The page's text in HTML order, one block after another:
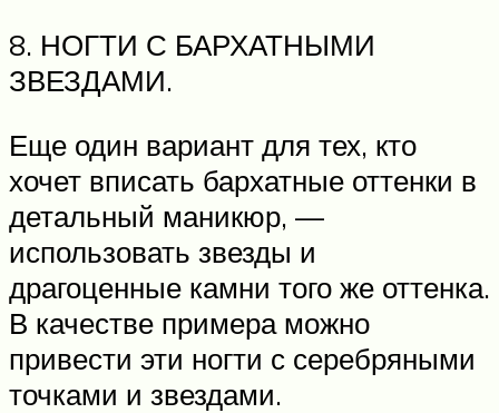
8. НОГТИ С БАРХАТНЫМИ
ЗВЕЗДАМИ.
Еще один вариант для тех, кто
хочет вписать бархатные оттенки в
детальный маникюр, —
использовать звезды и
драгоценные камни того же оттенка.
В качестве примера можно
привести эти ногти с серебряными
точками и звездами.